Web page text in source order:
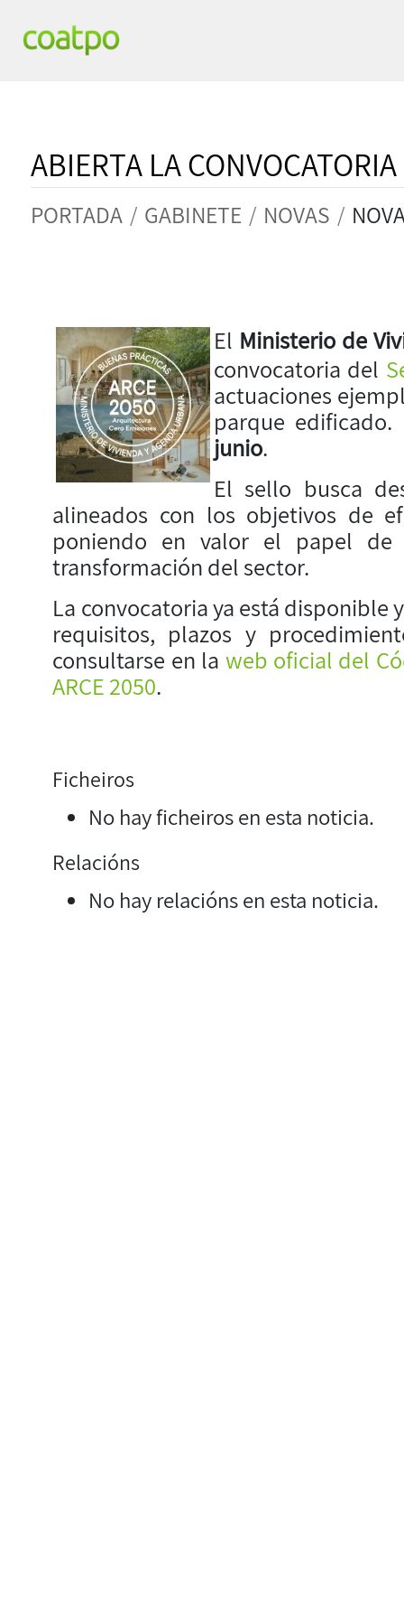
ABIERTA LA
PORTADA GABINETE NOVAS
El Ministerio de
convocatoria del
actuaciones
parque edificado.
junio.
El sello busca
alineados con los objetivos de
poniendo en valor el papel
transformación del sector.
La convocatoria ya está
requisitos, plazos y
consultarse en la web oficial del
ARCE 2050.
Ficheiros
No hay ficheiros en esta noticia.
Relacións
No hay relacións en esta noticia.